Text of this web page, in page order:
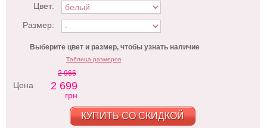
Цвет:
Размер:
Выберите цвет и размер, чтобы узнать наличие
Таблица размеров
Цена
2 966
2 699
грн
КУПИТЬ СО СКИДКОЙ